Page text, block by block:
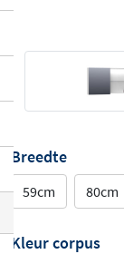
Breedte
59cm 80cm
Kleur corpus